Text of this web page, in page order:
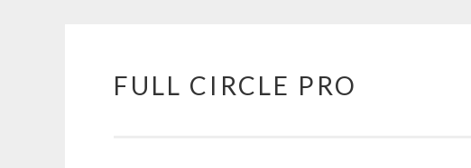
Pular
FULL CIRCLE PRO